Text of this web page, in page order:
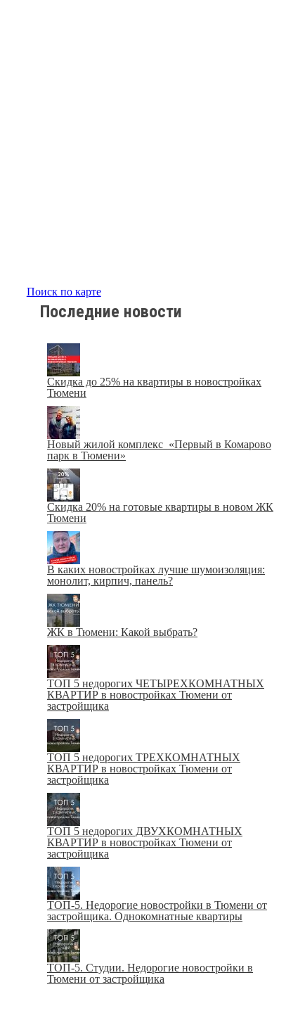
Поиск по карте
Последние новости
Скидка до 25% на квартиры в новостройках
Тюмени
Новый жилой комплекс «Первый в Комарово
парк в Тюмени»
Скидка 20% на готовые квартиры в новом ЖК
Тюмени
В каких новостройках лучше шумоизоляция:
монолит, кирпич, панель?
ЖК в Тюмени: Какой выбрать?
ТОП 5 недорогих ЧЕТЫРЕХКОМНАТНЫХ
КВАРТИР в новостройках Тюмени от
застройщика
ТОП 5 недорогих ТРЕХКОМНАТНЫХ
КВАРТИР в новостройках Тюмени от
застройщика
ТОП 5 недорогих ДВУХКОМНАТНЫХ
КВАРТИР в новостройках Тюмени от
застройщика
ТОП-5. Недорогие новостройки в Тюмени от
застройщика. Однокомнатные квартиры
ТОП-5. Студии. Недорогие новостройки в
Тюмени от застройщика